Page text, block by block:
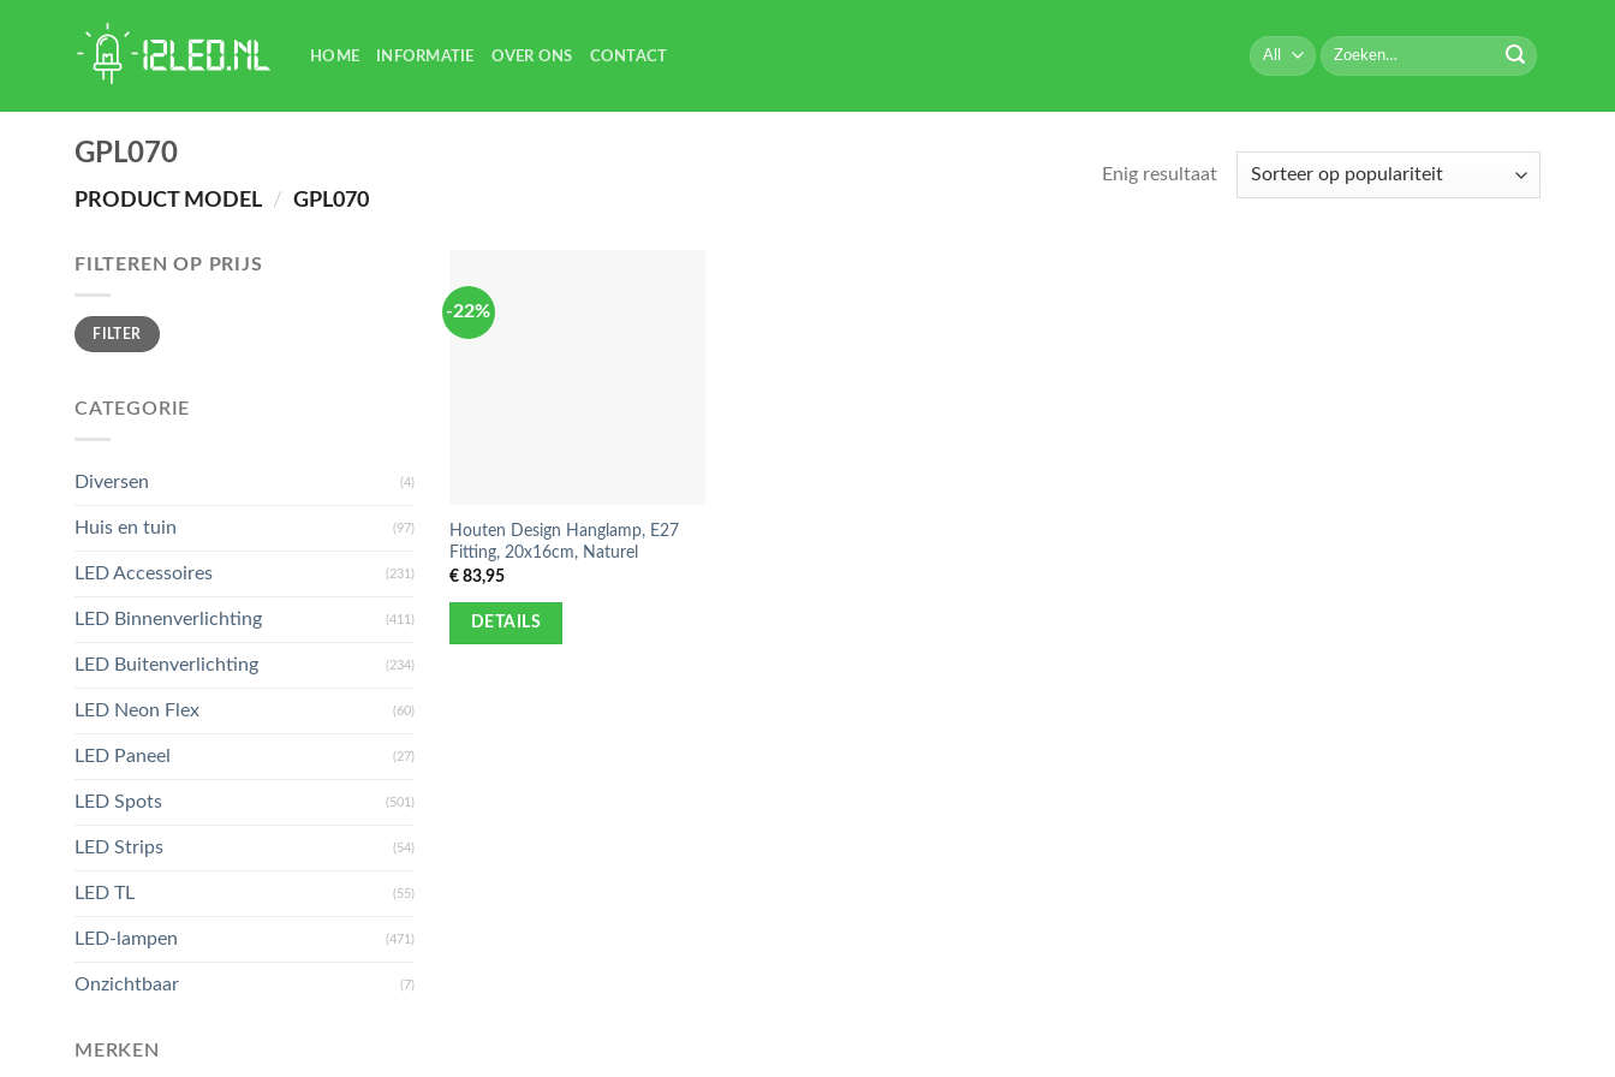
HOME INFORMATIE OVER ONS CONTACT
Zoeken
naar:
GPL070
PRODUCT MODEL / GPL070
Enig resultaat
FILTEREN OP PRIJS
Min.
prijs
Max.
prijsFILTER
CATEGORIE
Diversen (4)
Huis en tuin (97)
LED Accessoires (231)
LED Binnenverlichting (411)
LED Buitenverlichting (234)
LED Neon Flex (60)
LED Paneel (27)
LED Spots (501)
LED Strips (54)
LED TL (55)
LED-lampen (471)
Onzichtbaar (7)
MERKEN
-22%
Houten Design Hanglamp, E27
Fitting, 20x16cm, Naturel
€ 83,95
DETAILS